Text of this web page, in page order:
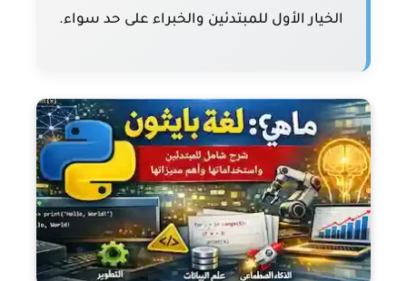
الخيار الأول للمبتدئين والخبراء على حد سواء.